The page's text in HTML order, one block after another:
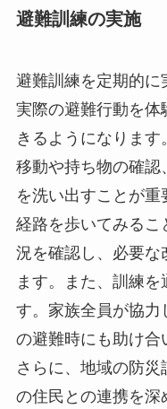
避難訓練の実施
避難訓練を定期的
実際の避難行動を
きるようになりま
移動や持ち物の確認
を洗い出すことが
経路を歩いてみるこ
況を確認し、必要な
ます。また、訓練
す。家族全員が協力
の避難時にも助け合
さらに、地域の防
の住民との連携を深